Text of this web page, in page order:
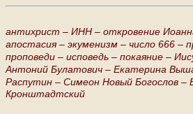
антихрист – ИНН – откровение
апостасия – экуменизм – число 666 –
проповеди – исповедь – покаяние –
Антоний Булатович – Екатерина
Распутин – Симеон Новый Богослов –
Кронштадтский